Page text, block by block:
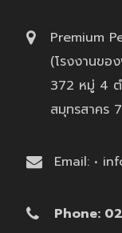
Premium
(โรงงานขอ
372 หมู่ 4 ต
สมุทรสาคร
Email: •
Phone: